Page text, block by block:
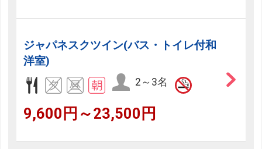
ジャパネスクツイン(バス・トイレ付和
洋室)
2～3名
9,600円～23,500円